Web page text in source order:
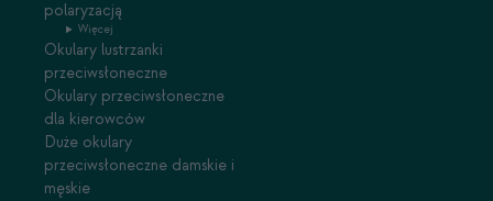
polaryzacją
Więcej
Okulary lustrzanki
przeciwsłoneczne
Okulary przeciwsłoneczne
dla kierowców
Duże okulary
przeciwsłoneczne damskie i
męskie